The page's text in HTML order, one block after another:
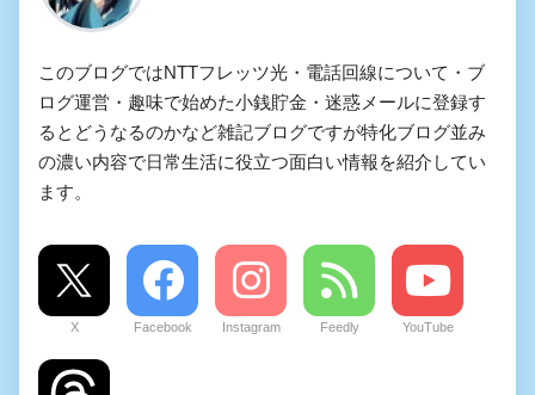
このブログではNTTフレッツ光・電話回線について・ブ
ログ運営・趣味で始めた小銭貯金・迷惑メールに登録す
るとどうなるのかなど雑記ブログですが特化ブログ並み
の濃い内容で日常生活に役立つ面白い情報を紹介してい
ます。
X Facebook Instagram Feedly YouTube